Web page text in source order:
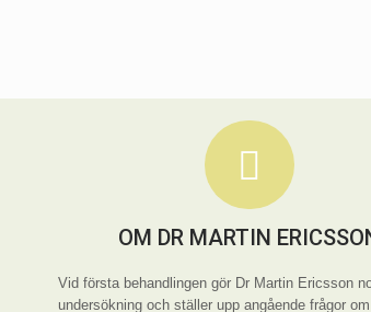
OM DR MARTIN
Vid första behandlingen gör Dr Martin Ericsson
undersökning och ställer upp angående frågor